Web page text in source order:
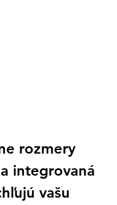
a umožňuje plynulé
2200 mm:
pre montáž dvoch
rozmery
integrovaná
vašu